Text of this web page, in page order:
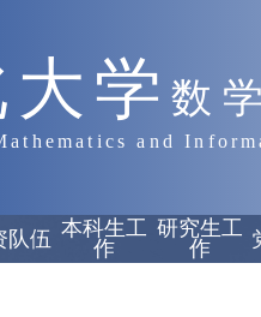
学 数
and
队伍 本科生工
作
研究生工
作